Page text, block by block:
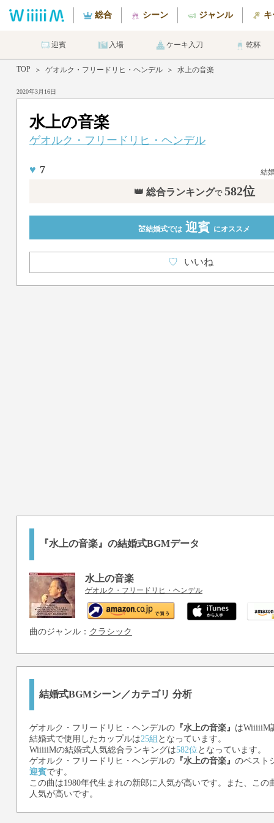
総合 シーン ジャンル キ
迎賓 入場 ケーキ入刀 乾杯
TOP ＞ ゲオルク・フリードリヒ・ヘンデル ＞ 水上の音楽
2020年3月16日
水上の音楽
ゲオルク・フリードリヒ・ヘンデル
♥ 7 結
👑 総合ランキングで 582位
💒結婚式では 迎賓 にオススメ
♡ いいね
『水上の音楽』の結婚式BGMデータ
水上の音楽
ゲオルク・フリードリヒ・ヘンデル
曲のジャンル： クラシック
結婚式BGMシーン／カテゴリ 分析
ゲオルク・フリードリヒ・ヘンデルの『水上の音楽』 はWiiiiiM
結婚式で使用したカップルは25組 となっています。
WiiiiiMの結婚式人気総合ランキングは582位 となっています。
ゲオルク・フリードリヒ・ヘンデルの『水上の音楽』 のベスト
迎賓です。
この曲は1980年代生まれの新郎に人気が高いです。また、この
人気が高いです。